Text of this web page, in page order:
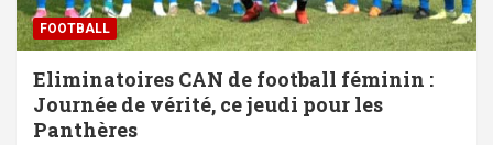
FOOTBALL
Eliminatoires CAN de football féminin :
Journée de vérité, ce jeudi pour les
Panthères